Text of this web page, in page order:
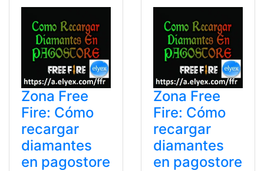
Zona Free
Fire: Cómo
recargar
diamantes
en pagostore
Zona Free
Fire: Cómo
recargar
diamantes
en pagostore